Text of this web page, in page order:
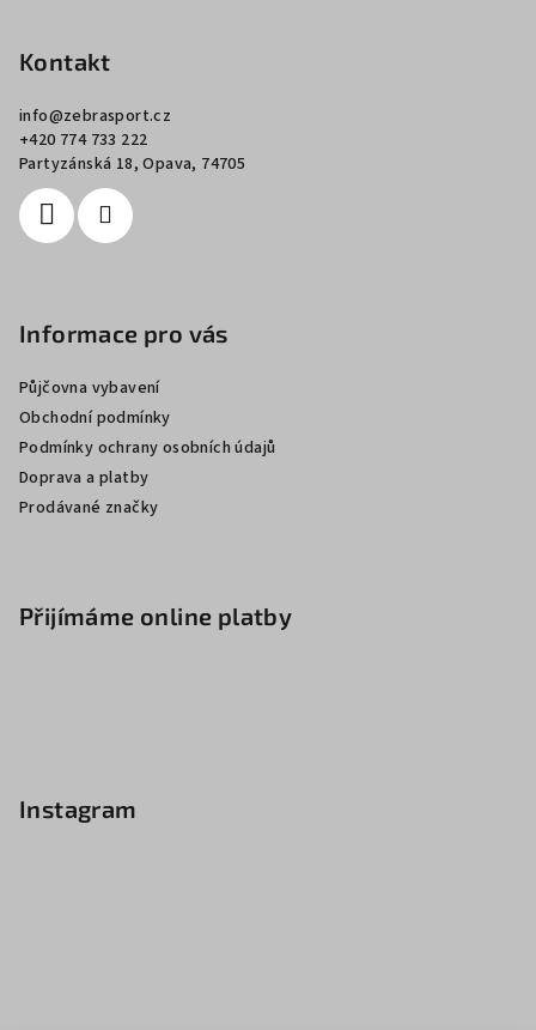
Kontakt
info@zebrasport.cz
+420 774 733 222
Partyzánská 18, Opava, 74705
Informace pro vás
Půjčovna vybavení
Obchodní podmínky
Podmínky ochrany osobních údajů
Doprava a platby
Prodávané značky
Přijímáme online platby
Instagram